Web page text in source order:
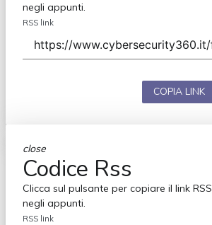
negli appunti.
RSS link
COPIA LINK
close
Codice Rss
Clicca sul pulsante per copiare il link RSS
negli appunti.
RSS link